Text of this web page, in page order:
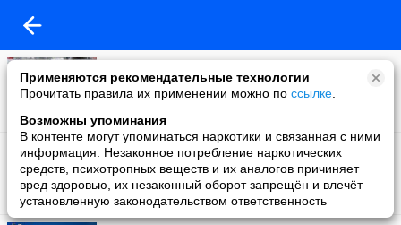
Применяются рекомендательные технологии
Прочитать правила их применении можно по ссылке
Возможны упоминания
В контенте могут упоминаться наркотики и связанная с ними
информация. Незаконное потребление наркотических
средств, психотропных веществ и их аналогов причиняет
вред здоровью, их незаконный оборот запрещён и влечёт
установленную законодательством ответственность
8 видео
КИНО ...
22 видео